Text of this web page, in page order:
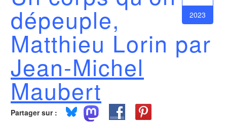
2023
dépeuple,
Matthieu Lorin par
Jean-Michel
Maubert
Partager sur :